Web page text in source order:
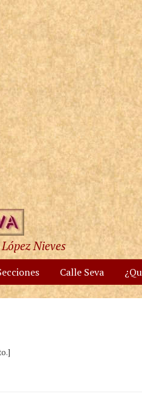
Nieves
Calle Seva